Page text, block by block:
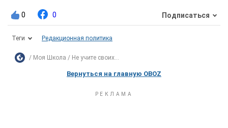
0 0 Подписаться
Теги Редакционная политика
Моя Школа Не учите своих...
Вернуться на главную OBOZ